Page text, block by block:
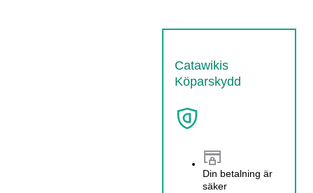
Catawikis
Köparskydd
Din betalning är
säker